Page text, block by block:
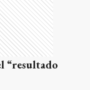
“resultado